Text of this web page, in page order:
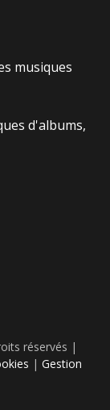
musiques
d'albums,
réservés |
| Gestion